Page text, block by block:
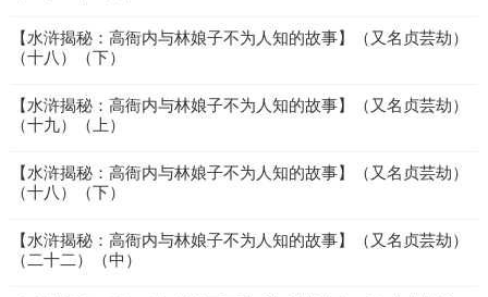
【水浒揭秘：高衙内与林娘子不为人知的故事】（又名贞芸劫）
（十八）（下）
【水浒揭秘：高衙内与林娘子不为人知的故事】（又名贞芸劫）
（十九）（上）
【水浒揭秘：高衙内与林娘子不为人知的故事】（又名贞芸劫）
（十八）（下）
【水浒揭秘：高衙内与林娘子不为人知的故事】（又名贞芸劫）
（二十二）（中）